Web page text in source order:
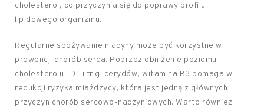
cholesterol, co przyczynia się do poprawy profilu
lipidowego organizmu.
Regularne spożywanie niacyny może być korzystne w
prewencji chorób serca. Poprzez obniżenie poziomu
cholesterolu LDL i triglicerydów, witamina B3 pomaga w
redukcji ryzyka miażdżycy, która jest jedną z głównych
przyczyn chorób sercowo-naczyniowych. Warto również